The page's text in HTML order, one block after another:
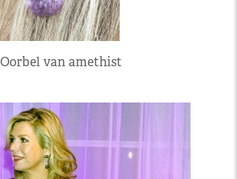
Oorbel van amethist